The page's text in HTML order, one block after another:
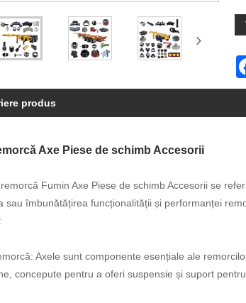
produs
Axe Piese de schimb Accesorii
Fumin Axe Piese de schimb Accesorii se
sau îmbunătățirea funcționalității și performanței
Axele sunt componente esențiale ale
concepute pentru a oferi suspensie și suport